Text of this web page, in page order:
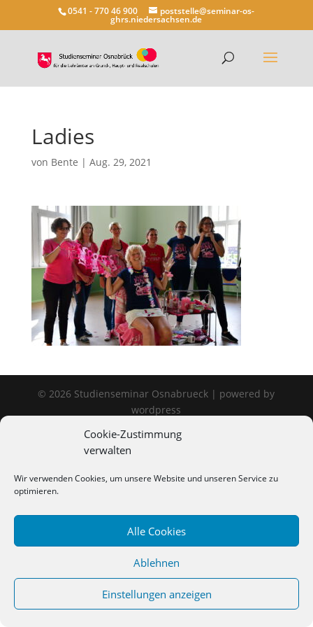
Cookie-Zustimmung
verwalten
Wir verwenden Cookies, um unsere Website und unseren Service zu
optimieren.
Alle Cookies
Ablehnen
Einstellungen anzeigen
0541 - 770 46 900 poststelle@seminar-os-
ghrs.niedersachsen.de
Ladies
von Bente | Aug. 29, 2021
© 2026 Studienseminar Osnabrueck | powered by
wordpress